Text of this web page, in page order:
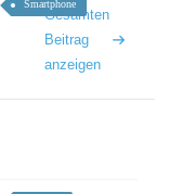
Smartphone
Gesamten
Beitrag
anzeigen